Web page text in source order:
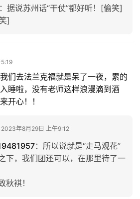
： 据说苏州话“干仗”都好听！[偷笑]
]
们去法兰克福就是呆了一夜，累的
睡啦，没有老师这样浪漫滴到酒
开心！！
2023年8月29日 上午9:12
： 所以说就是“走马观花”
下，我们团还可以，在那里待了一
秋褀！